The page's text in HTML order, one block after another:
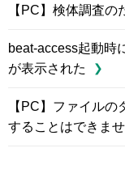
【PC】検体調査
beat-access起動時
が表示された
【PC】ファイル
することはできま